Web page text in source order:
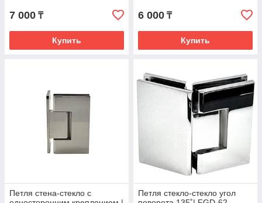
7 000 ₸
Купить
6 000 ₸
Купить
Петля стена-стекло с
Петля стекло-стекло угол